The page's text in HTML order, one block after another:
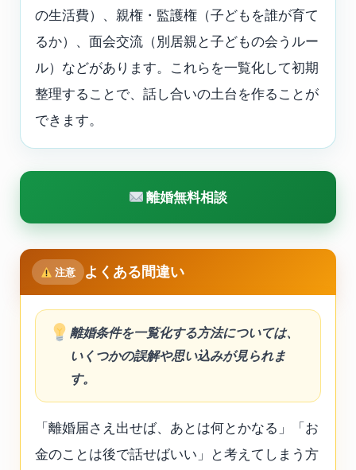
の生活費）、親権・監護権（子どもを誰が育て
るか）、面会交流（別居親と子どもの会うルー
ル）などがあります。これらを一覧化して初期
整理することで、話し合いの土台を作ることが
できます。
離婚無料相談
注意 よくある間違い
離婚条件を一覧化する方法については、
いくつかの誤解や思い込みが見られま
す。
「離婚届さえ出せば、あとは何とかなる」「お
金のことは後で話せばいい」と考えてしまう方